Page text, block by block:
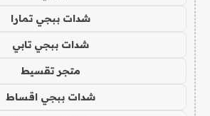
شدات ببجي تمارا
شدات ببجي تابي
متجر تقسيط
شدات ببجي اقساط